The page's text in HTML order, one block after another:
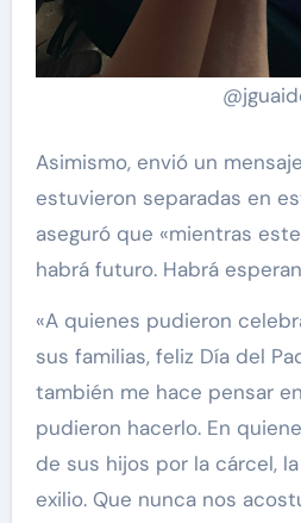
Asimismo, envió un
estuvieron separadas en
aseguró que «mientras
habrá futuro. Habrá
«A quienes pudieron
sus familias, feliz Día del
también me hace pensar
pudieron hacerlo. En
de sus hijos por la cárcel,
exilio. Que nunca nos